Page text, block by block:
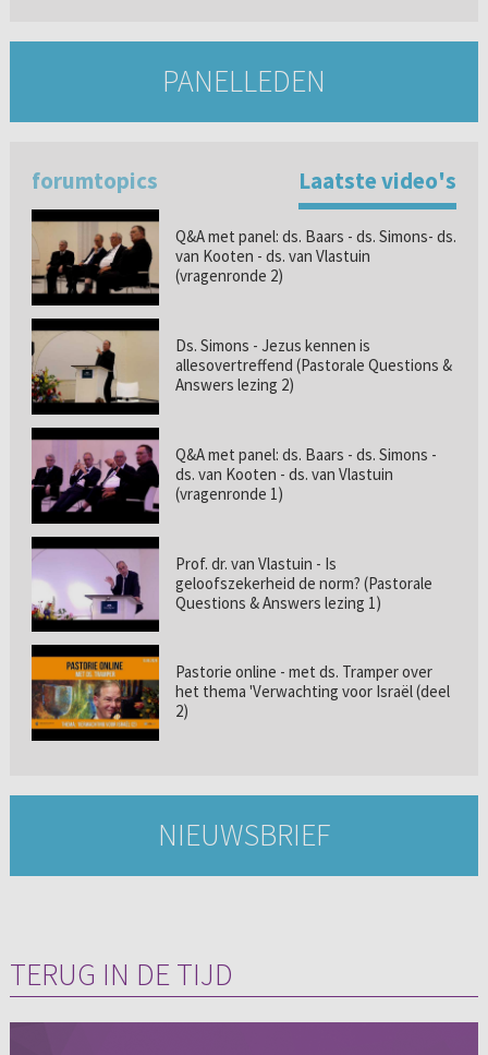
PANELLEDEN
forumtopics Laatste video's
Q&A met panel: ds. Baars - ds. Simons- ds.
van Kooten - ds. van Vlastuin
(vragenronde 2)
Ds. Simons - Jezus kennen is
allesovertreffend (Pastorale Questions &
Answers lezing 2)
Q&A met panel: ds. Baars - ds. Simons -
ds. van Kooten - ds. van Vlastuin
(vragenronde 1)
Prof. dr. van Vlastuin - Is
geloofszekerheid de norm? (Pastorale
Questions & Answers lezing 1)
Pastorie online - met ds. Tramper over
het thema 'Verwachting voor Israël (deel
2)
NIEUWSBRIEF
TERUG IN DE TIJD